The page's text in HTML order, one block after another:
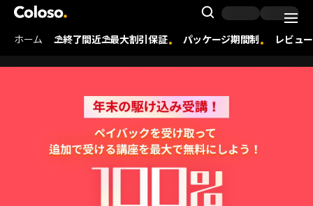
Coloso. | コロソ.
Search
Coloso Menu
ホーム ⛱️終了間近⛱️最大割引保証 パッケージ期間制 レビュー